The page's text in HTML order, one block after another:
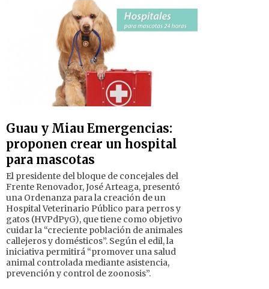
Guau y Miau Emergencias:
proponen crear un hospital
para mascotas
El presidente del bloque de concejales del
Frente Renovador, José Arteaga, presentó
una Ordenanza para la creación de un
Hospital Veterinario Público para perros y
gatos (HVPdPyG), que tiene como objetivo
cuidar la “creciente población de animales
callejeros y domésticos”. Según el edil, la
iniciativa permitirá “promover una salud
animal controlada mediante asistencia,
prevención y control de zoonosis”.